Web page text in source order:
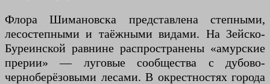
Флора Шимановска представлена степными,
лесостепными и таёжными видами. На Зейско-
Буреинской равнине распространены «амурские
прерии» — луговые сообщества с дубово-
черноберёзовыми лесами. В окрестностях города